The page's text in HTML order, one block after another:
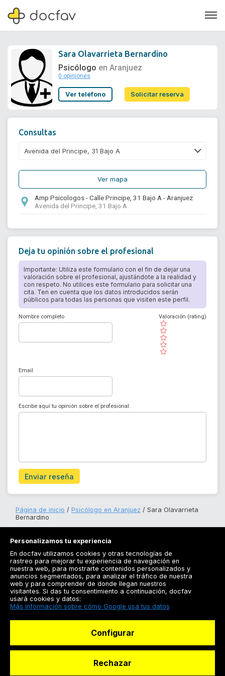
Soporte
Sara Olavarrieta Bernardino
Psicólogo en Aranjuez
0 opiniones
Ver teléfono Solicitar reserva
Consultas
Ver mapa
Amp Psicologos - Calle Principe, 31 Bajo A - Aranjuez
Avenida del Principe, 31 Bajo A
Deja tu opinión sobre el profesional
Importante: Utiliza este formulario con el fin de dejar una
valoración sobre el profesional, ajustándote a la realidad y
con respeto. No utilices este formulario para solicitar una
cita. Ten en cuenta que los datos introducidos serán
públicos para todas las personas que visiten este perfil.
Nombre completo
( )
( )
( )
( )
( )
Valoración (rating)
Email
Escribe aquí tu opinión sobre el profesional:
Enviar reseña
Página de inicio Psicólogo en Aranjuez
Sara Olavarrieta
Bernardino
Registrarse
Docfav
Personalizamos tu experiencia
En docfav utilizamos cookies y otras tecnologías de
rastreo para mejorar tu experiencia de navegación en
nuestra web, para mostrarte contenidos personalizados y
anuncios segmentados, para analizar el tráfico de nuestra
web y para comprender de donde llegan nuestros
visitantes. Si das tu consentimiento a continuación, docfav
usará cookies y datos:
Más información sobre cómo Google usa tus datos
Configurar
Rechazar